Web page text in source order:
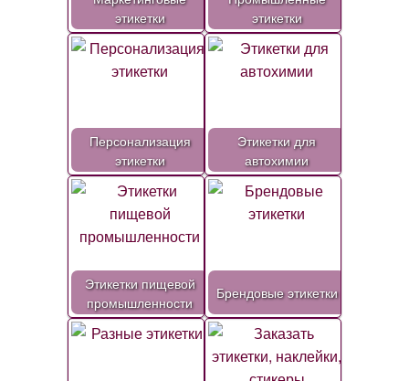
этикетки
этикетки
Персонализация
этикетки
Этикетки для
автохимии
Этикетки пищевой
промышленности
Брендовые этикетки